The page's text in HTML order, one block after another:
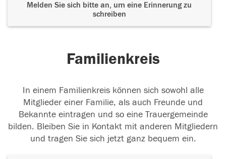
Melden Sie sich bitte an, um eine Erinnerung zu
schreiben
Familienkreis
In einem Familienkreis können sich sowohl alle
Mitglieder einer Familie, als auch Freunde und
Bekannte eintragen und so eine Trauergemeinde
bilden. Bleiben Sie in Kontakt mit anderen Mitgliedern
und tragen Sie sich jetzt ganz bequem ein.